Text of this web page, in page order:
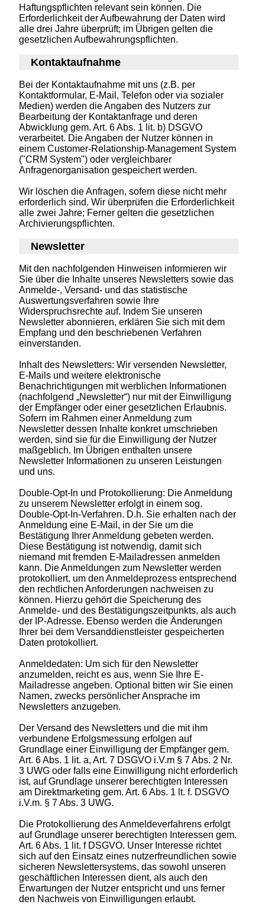
Haftungspflichten relevant sein können. Die
Erforderlichkeit der Aufbewahrung der Daten wird
alle drei Jahre überprüft; im Übrigen gelten die
gesetzlichen Aufbewahrungspflichten.
Kontaktaufnahme
Bei der Kontaktaufnahme mit uns (z.B. per
Kontaktformular, E-Mail, Telefon oder via sozialer
Medien) werden die Angaben des Nutzers zur
Bearbeitung der Kontaktanfrage und deren
Abwicklung gem. Art. 6 Abs. 1 lit. b) DSGVO
verarbeitet. Die Angaben der Nutzer können in
einem Customer-Relationship-Management System
("CRM System") oder vergleichbarer
Anfragenorganisation gespeichert werden.
Wir löschen die Anfragen, sofern diese nicht mehr
erforderlich sind. Wir überprüfen die Erforderlichkeit
alle zwei Jahre; Ferner gelten die gesetzlichen
Archivierungspflichten.
Newsletter
Mit den nachfolgenden Hinweisen informieren wir
Sie über die Inhalte unseres Newsletters sowie das
Anmelde-, Versand- und das statistische
Auswertungsverfahren sowie Ihre
Widerspruchsrechte auf. Indem Sie unseren
Newsletter abonnieren, erklären Sie sich mit dem
Empfang und den beschriebenen Verfahren
einverstanden.
Inhalt des Newsletters: Wir versenden Newsletter,
E-Mails und weitere elektronische
Benachrichtigungen mit werblichen Informationen
(nachfolgend „Newsletter“) nur mit der Einwilligung
der Empfänger oder einer gesetzlichen Erlaubnis.
Sofern im Rahmen einer Anmeldung zum
Newsletter dessen Inhalte konkret umschrieben
werden, sind sie für die Einwilligung der Nutzer
maßgeblich. Im Übrigen enthalten unsere
Newsletter Informationen zu unseren Leistungen
und uns.
Double-Opt-In und Protokollierung: Die Anmeldung
zu unserem Newsletter erfolgt in einem sog.
Double-Opt-In-Verfahren. D.h. Sie erhalten nach der
Anmeldung eine E-Mail, in der Sie um die
Bestätigung Ihrer Anmeldung gebeten werden.
Diese Bestätigung ist notwendig, damit sich
niemand mit fremden E-Mailadressen anmelden
kann. Die Anmeldungen zum Newsletter werden
protokolliert, um den Anmeldeprozess entsprechend
den rechtlichen Anforderungen nachweisen zu
können. Hierzu gehört die Speicherung des
Anmelde- und des Bestätigungszeitpunkts, als auch
der IP-Adresse. Ebenso werden die Änderungen
Ihrer bei dem Versanddienstleister gespeicherten
Daten protokolliert.
Anmeldedaten: Um sich für den Newsletter
anzumelden, reicht es aus, wenn Sie Ihre E-
Mailadresse angeben. Optional bitten wir Sie einen
Namen, zwecks persönlicher Ansprache im
Newsletters anzugeben.
Der Versand des Newsletters und die mit ihm
verbundene Erfolgsmessung erfolgen auf
Grundlage einer Einwilligung der Empfänger gem.
Art. 6 Abs. 1 lit. a, Art. 7 DSGVO i.V.m § 7 Abs. 2 Nr.
3 UWG oder falls eine Einwilligung nicht erforderlich
ist, auf Grundlage unserer berechtigten Interessen
am Direktmarketing gem. Art. 6 Abs. 1 lt. f. DSGVO
i.V.m. § 7 Abs. 3 UWG.
Die Protokollierung des Anmeldeverfahrens erfolgt
auf Grundlage unserer berechtigten Interessen gem.
Art. 6 Abs. 1 lit. f DSGVO. Unser Interesse richtet
sich auf den Einsatz eines nutzerfreundlichen sowie
sicheren Newslettersystems, das sowohl unseren
geschäftlichen Interessen dient, als auch den
Erwartungen der Nutzer entspricht und uns ferner
den Nachweis von Einwilligungen erlaubt.